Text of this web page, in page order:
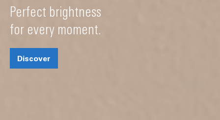
Perfect brightness
for every moment.
Discover